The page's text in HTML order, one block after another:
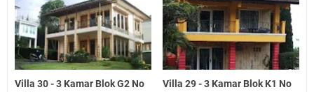
Villa 30 - 3 Kamar Blok G2 No
Villa 29 - 3 Kamar Blok K1 No